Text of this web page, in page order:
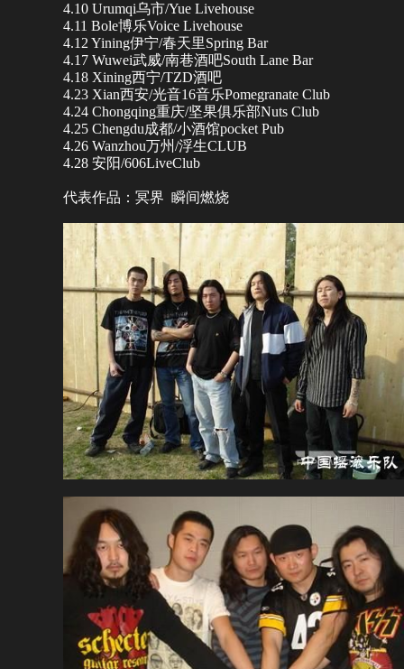
4.10 Urumqi乌市/Yue Livehouse
4.11 Bole博乐Voice Livehouse
4.12 Yining伊宁/春天里Spring Bar
4.17 Wuwei武威/南巷酒吧South Lane Bar
4.18 Xining西宁/TZD酒吧
4.23 Xian西安/光音16音乐Pomegranate Club
4.24 Chongqing重庆/坚果俱乐部Nuts Club
4.25 Chengdu成都/小酒馆pocket Pub
4.26 Wanzhou万州/浮生CLUB
4.28 安阳/606LiveClub
代表作品：冥界 瞬间燃烧